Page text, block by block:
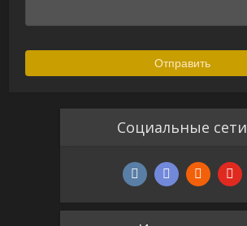
Социальные сети